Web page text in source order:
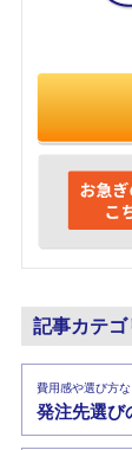
記事カテゴ
費用感や選び方
発注先選び